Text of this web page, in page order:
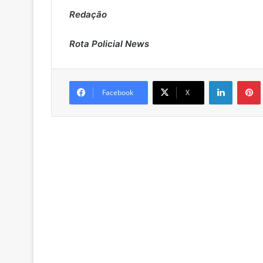
Redação
Rota Policial News
Facebook X